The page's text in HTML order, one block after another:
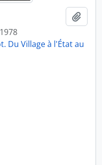
1978
Du Village à l'État au